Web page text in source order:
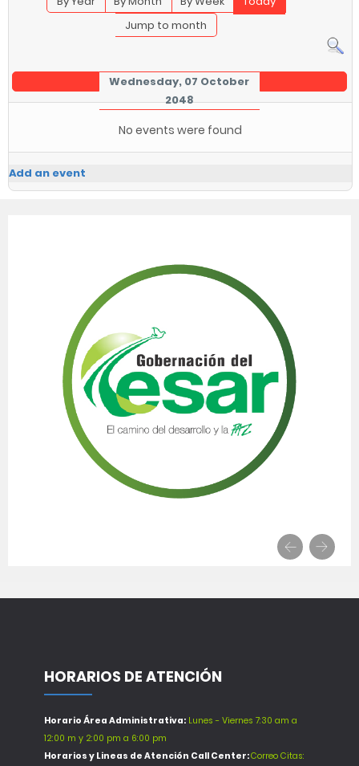
Jump to month
Wednesday, 07 October
2048
No events were found
Add an event
HORARIOS DE ATENCIÓN
Horario Área Administrativa: Lunes - Viernes 7:30 am a
12:00 m y 2:00 pm a 6:00 pm
Horarios y Lineas de Atención Call Center:Correo Citas: